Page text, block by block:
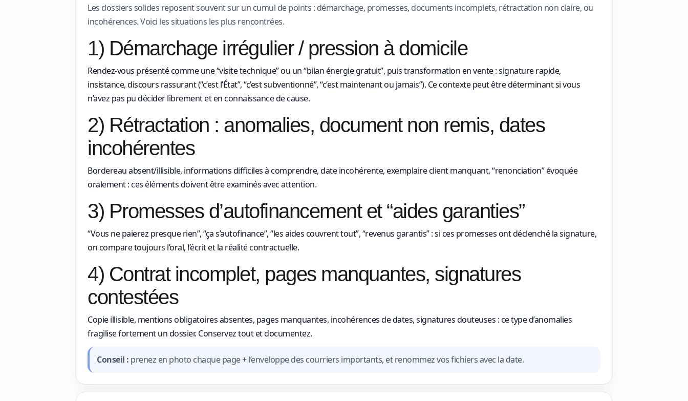
Les dossiers solides reposent souvent sur un cumul de points : démarchage, promesses, documents incomplets, rétractation non claire, ou
incohérences. Voici les situations les plus rencontrées.
1) Démarchage irrégulier / pression à domicile
Rendez-vous présenté comme une “visite technique” ou un “bilan énergie gratuit”, puis transformation en vente : signature rapide,
insistance, discours rassurant (“c’est l’État”, “c’est subventionné”, “c’est maintenant ou jamais”). Ce contexte peut être déterminant si vous
n’avez pas pu décider librement et en connaissance de cause.
2) Rétractation : anomalies, document non remis, dates
incohérentes
Bordereau absent/illisible, informations difficiles à comprendre, date incohérente, exemplaire client manquant, “renonciation” évoquée
oralement : ces éléments doivent être examinés avec attention.
3) Promesses d’autofinancement et “aides garanties”
“Vous ne paierez presque rien”, “ça s’autofinance”, “les aides couvrent tout”, “revenus garantis” : si ces promesses ont déclenché la signature,
on compare toujours l’oral, l’écrit et la réalité contractuelle.
4) Contrat incomplet, pages manquantes, signatures
contestées
Copie illisible, mentions obligatoires absentes, pages manquantes, incohérences de dates, signatures douteuses : ce type d’anomalies
fragilise fortement un dossier. Conservez tout et documentez.
Conseil : prenez en photo chaque page + l’enveloppe des courriers importants, et renommez vos fichiers avec la date.